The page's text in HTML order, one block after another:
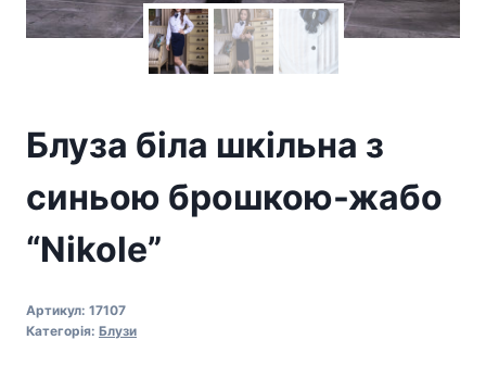
Блуза біла шкільна з
синьою брошкою-жабо
“Nikole”
Артикул: 17107
Категорія: Блузи